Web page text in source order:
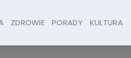
ZDROWIE PORADY KULTURA